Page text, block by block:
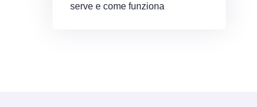
serve e come funziona